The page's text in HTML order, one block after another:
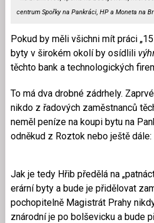
centrum Spořky na Pankráci, HP a Moneta na
Pokud by měli všichni mít práci
byty v širokém okolí by osídlili
těchto bank a technologických
To má dva drobné zádrhely.
nikdo z řadových zaměstnanců
neměl peníze na koupi bytu na
odněkud z Roztok nebo ještě dále:
Jak je tedy Hřib předělá na
erární byty a bude je přidělovat
pochopitelně Magistrát Prahy
znárodní je po bolševicku a bude